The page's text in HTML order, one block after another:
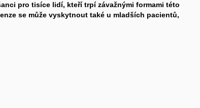
pro tisíce lidí, kteří trpí závažnými formami této
se může vyskytnout také u mladších pacientů,